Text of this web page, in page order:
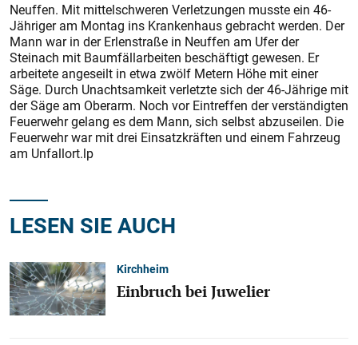
Neuffen. Mit mittelschweren Verletzungen musste ein 46-
Jähriger am Montag ins Krankenhaus gebracht werden. Der
Mann war in der Erlenstraße in Neuffen am Ufer der
Steinach mit Baumfällarbeiten beschäftigt gewesen. Er
arbeitete angeseilt in etwa zwölf Metern Höhe mit einer
Säge. Durch Unachtsamkeit verletzte sich der 46-Jährige mit
der Säge am Oberarm. Noch vor Eintreffen der verständigten
Feuerwehr gelang es dem Mann, sich selbst abzuseilen. Die
Feuerwehr war mit drei Einsatzkräften und einem Fahrzeug
am Unfallort.lp
LESEN SIE AUCH
Kirchheim
Einbruch bei Juwelier